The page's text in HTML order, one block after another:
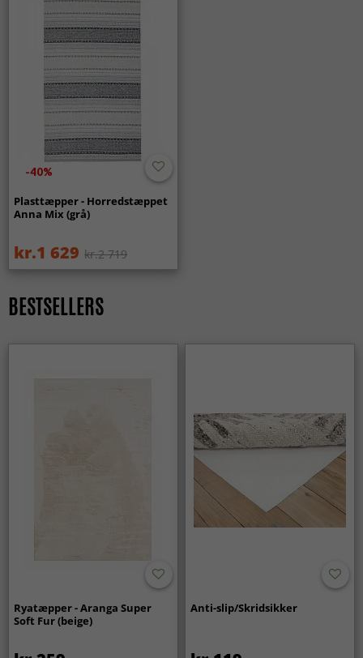
-40%
Plasttæpper - Horredstæppet
Anna Mix (grå)
kr.1 629 kr.2 719
BESTSELLERS
Ryatæpper - Aranga Super
Soft Fur (beige)
Anti-slip/Skridsikker